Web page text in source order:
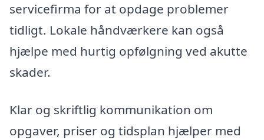
servicefirma for at opdage problemer
tidligt. Lokale håndværkere kan også
hjælpe med hurtig opfølgning ved akutte
skader.
Klar og skriftlig kommunikation om
opgaver, priser og tidsplan hjælper med